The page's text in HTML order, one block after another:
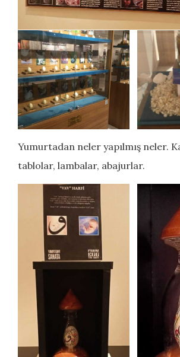
Yumurtadan neler yapılmış neler.
tablolar, lambalar, abajurlar.